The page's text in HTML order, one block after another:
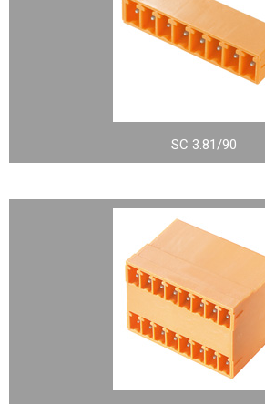
SC 3.81/90